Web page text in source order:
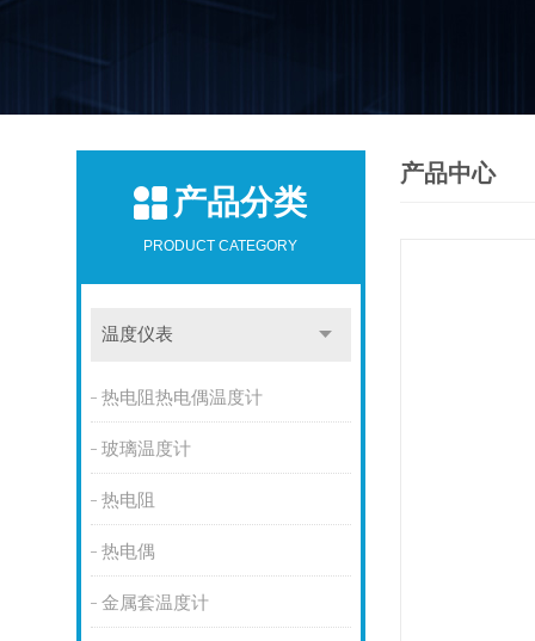
产品分类
PRODUCT CATEGORY
温度仪表
热电阻热电偶温度计
玻璃温度计
热电阻
热电偶
金属套温度计
产品中心